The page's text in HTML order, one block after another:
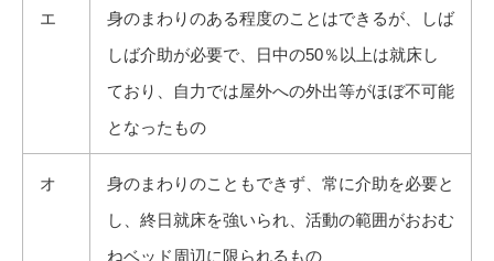
エ
身のまわりのある程度のことはできるが、しば
しば介助が必要で、日中の50％以上は就床し
ており、自力では屋外への外出等がほぼ不可能
となったもの
オ
身のまわりのこともできず、常に介助を必要と
し、終日就床を強いられ、活動の範囲がおおむ
ねベッド周辺に限られるもの